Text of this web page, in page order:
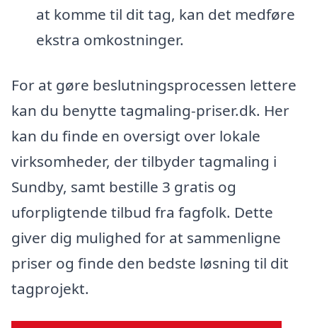
at komme til dit tag, kan det medføre
ekstra omkostninger.
For at gøre beslutningsprocessen lettere
kan du benytte tagmaling-priser.dk. Her
kan du finde en oversigt over lokale
virksomheder, der tilbyder tagmaling i
Sundby, samt bestille 3 gratis og
uforpligtende tilbud fra fagfolk. Dette
giver dig mulighed for at sammenligne
priser og finde den bedste løsning til dit
tagprojekt.